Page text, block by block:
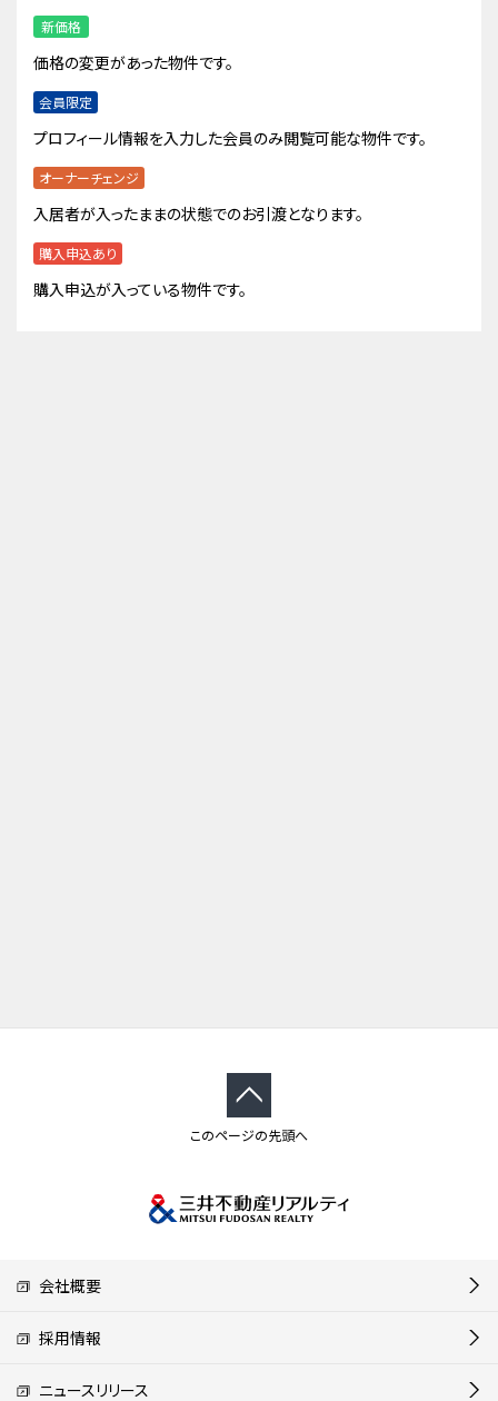
新価格
価格の変更があった物件です。
会員限定
プロフィール情報を入力した会員のみ閲覧可能な物件です。
オーナーチェンジ
入居者が入ったままの状態でのお引渡となります。
購入申込あり
購入申込が入っている物件です。
このページの先頭へ
会社概要
採用情報
ニュースリリース